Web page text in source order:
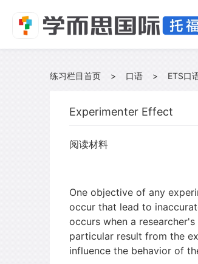
练习栏目首页 > 口语 > ETS口
Experimenter Effect
阅读材料
One objective of any
occur that lead to
occurs when a
particular result from the
influence the behavior of